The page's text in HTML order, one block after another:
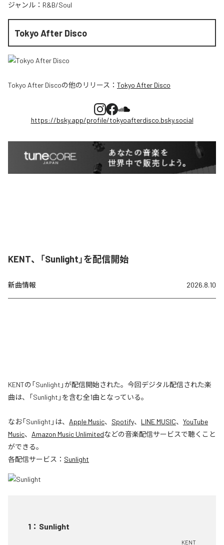
ジャンル： R&B/Soul
Tokyo After Disco
Tokyo After Discoの他のリリース： Tokyo After Disco
https://bsky.app/profile/tokyoafterdisco.bsky.social
KENT、「Sunlight」を配信開始
新曲情報 2026.8.10
KENTの「Sunlight」が配信開始された。今回デジタル配信された楽
曲は、「Sunlight」を含む全1曲となっている。
なお「Sunlight 」は、 Apple Music、 Spotify、 LINE MUSIC、 YouTube
Music、 Amazon Music Unlimitedなどの音楽配信サービスで聴くこと
ができる。
各配信サービス： Sunlight
1 ： Sunlight
KENT